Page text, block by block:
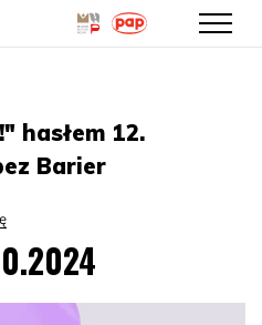
treści
hasłem 12.
Barier